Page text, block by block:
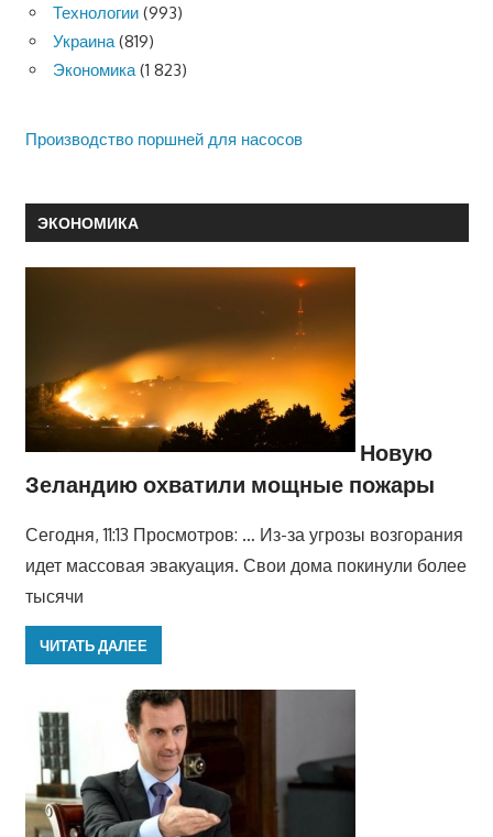
Технологии (993)
Украина (819)
Экономика (1 823)
Производство поршней для насосов
ЭКОНОМИКА
Новую
Зеландию охватили мощные пожары
Сегодня, 11:13 Просмотров: … Из-за угрозы возгорания
идет массовая эвакуация. Свои дома покинули более
тысячи
ЧИТАТЬ ДАЛЕЕ